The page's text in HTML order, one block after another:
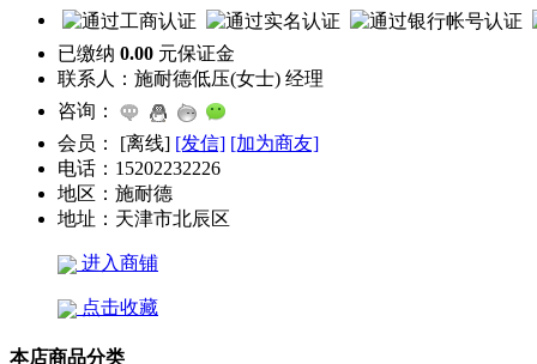
已缴纳 0.00 元保证金
联系人： 施耐德低压(女士) 经理
咨询：
会员：
[离线] [发信] [加为商友]
电话： 15202232226
地区： 施耐德
地址： 天津市北辰区
进入商铺
点击收藏
本店商品分类